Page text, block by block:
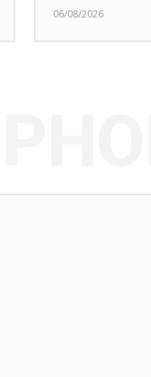
06/08/2026